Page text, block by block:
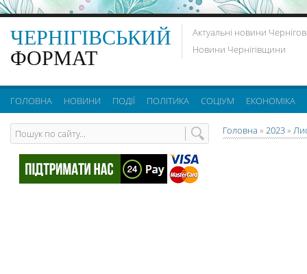
ЧЕРНІГІВСЬКИЙ
ФОРМАТ
Актуальні новини
Новини Чернігівщини
ГОЛОВНА НОВИНИ ПОДІЇ ПОЛІТИКА СОЦІУМ ЕКОНОМІКА
Головна » 2023»